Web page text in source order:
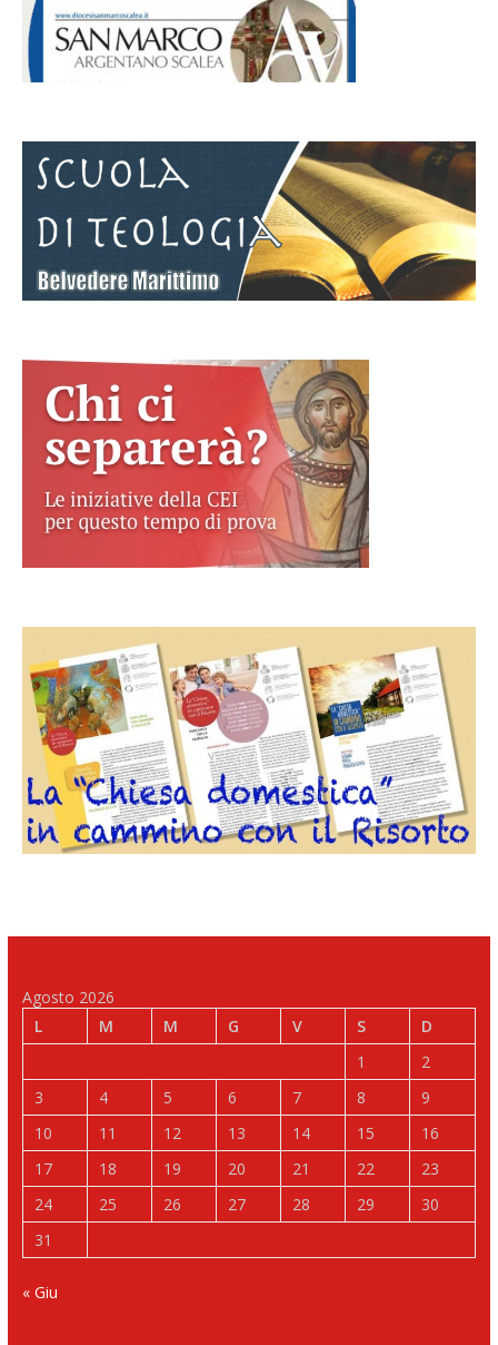
Agosto 2026
L
M M G V S
D
1
2
3
4 5 6 7 8
9
10
11 12 13 14 15
16
17
18 19 20 21 22
23
24
25 26 27 28 29
30
31
« Giu